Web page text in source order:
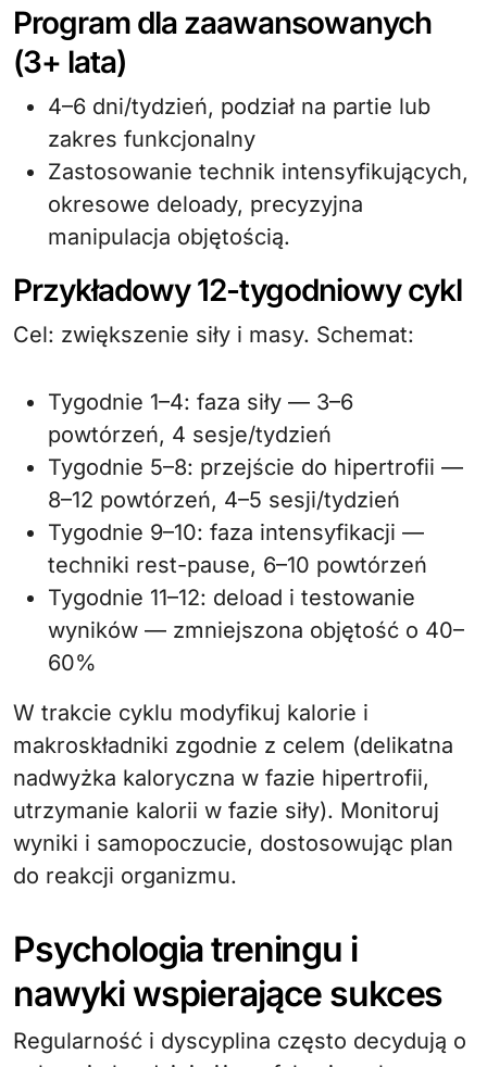
Program dla zaawansowanych
(3+ lata)
4–6 dni/tydzień, podział na partie lub
zakres funkcjonalny
Zastosowanie technik intensyfikujących,
okresowe deloady, precyzyjna
manipulacja objętością.
Przykładowy 12-tygodniowy cykl
Cel: zwiększenie siły i masy. Schemat:
Tygodnie 1–4: faza siły — 3–6
powtórzeń, 4 sesje/tydzień
Tygodnie 5–8: przejście do hipertrofii —
8–12 powtórzeń, 4–5 sesji/tydzień
Tygodnie 9–10: faza intensyfikacji —
techniki rest-pause, 6–10 powtórzeń
Tygodnie 11–12: deload i testowanie
wyników — zmniejszona objętość o 40–
60%
W trakcie cyklu modyfikuj kalorie i
makroskładniki zgodnie z celem (delikatna
nadwyżka kaloryczna w fazie hipertrofii,
utrzymanie kalorii w fazie siły). Monitoruj
wyniki i samopoczucie, dostosowując plan
do reakcji organizmu.
Psychologia treningu i
nawyki wspierające sukces
Regularność i dyscyplina często decydują o